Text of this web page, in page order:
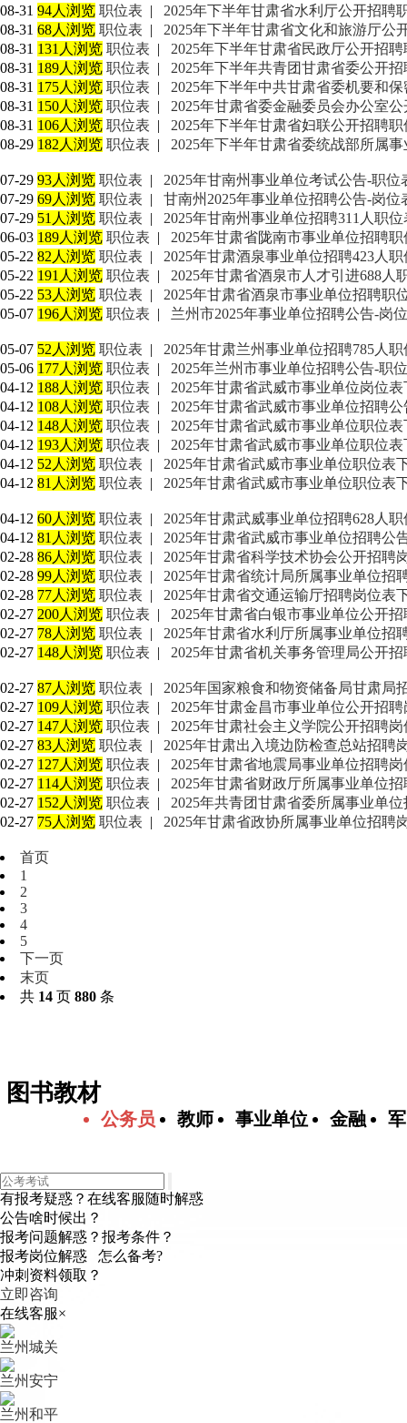
08-31 94人浏览 职位表 |
2025年下半年甘肃省水利厅公开招聘
08-31 68人浏览 职位表 |
2025年下半年甘肃省文化和旅游厅公
08-31 131人浏览 职位表 |
2025年下半年甘肃省民政厅公开招
08-31 189人浏览 职位表 |
2025年下半年共青团甘肃省委公开
08-31 175人浏览 职位表 |
2025年下半年中共甘肃省委机要和
08-31 150人浏览 职位表 |
2025年甘肃省委金融委员会办公室
08-31 106人浏览 职位表 |
2025年下半年甘肃省妇联公开招聘
08-29 182人浏览 职位表 | 2025年下半年甘肃省委统战部所属
07-29 93人浏览 职位表 |
2025年甘南州事业单位考试公告-职位
07-29 69人浏览 职位表 |
甘南州2025年事业单位招聘公告-岗位
07-29 51人浏览 职位表 |
2025年甘南州事业单位招聘311人职
06-03 189人浏览 职位表 |
2025年甘肃省陇南市事业单位招聘
05-22 82人浏览 职位表 |
2025年甘肃酒泉事业单位招聘423人
05-22 191人浏览 职位表 |
2025年甘肃省酒泉市人才引进688人
05-22 53人浏览 职位表 |
2025年甘肃省酒泉市事业单位招聘职
05-07 196人浏览 职位表 | 兰州市2025年事业单位招聘公告-岗
05-07 52人浏览 职位表 |
2025年甘肃兰州事业单位招聘785人
05-06 177人浏览 职位表 |
2025年兰州市事业单位招聘公告-职
04-12 188人浏览 职位表 |
2025年甘肃省武威市事业单位岗位
04-12 108人浏览 职位表 |
2025年甘肃省武威市事业单位招聘
04-12 148人浏览 职位表 |
2025年甘肃省武威市事业单位职位
04-12 193人浏览 职位表 |
2025年甘肃省武威市事业单位职位
04-12 52人浏览 职位表 |
2025年甘肃省武威市事业单位职位表
04-12 81人浏览 职位表 | 2025年甘肃省武威市事业单位职位表
04-12 60人浏览 职位表 |
2025年甘肃武威事业单位招聘628人
04-12 81人浏览 职位表 |
2025年甘肃省武威市事业单位招聘公
02-28 86人浏览 职位表 |
2025年甘肃省科学技术协会公开招聘
02-28 99人浏览 职位表 |
2025年甘肃省统计局所属事业单位招
02-28 77人浏览 职位表 |
2025年甘肃省交通运输厅招聘岗位表
02-27 200人浏览 职位表 |
2025年甘肃省白银市事业单位公开
02-27 78人浏览 职位表 |
2025年甘肃省水利厅所属事业单位招
02-27 148人浏览 职位表 | 2025年甘肃省机关事务管理局公开
02-27 87人浏览 职位表 |
2025年国家粮食和物资储备局甘肃局
02-27 109人浏览 职位表 |
2025年甘肃金昌市事业单位公开招
02-27 147人浏览 职位表 |
2025年甘肃社会主义学院公开招聘
02-27 83人浏览 职位表 |
2025年甘肃出入境边防检查总站招聘
02-27 127人浏览 职位表 |
2025年甘肃省地震局事业单位招聘
02-27 114人浏览 职位表 |
2025年甘肃省财政厅所属事业单位
02-27 152人浏览 职位表 |
2025年共青团甘肃省委所属事业单
02-27 75人浏览 职位表 | 2025年甘肃省政协所属事业单位招聘
首页
1
2
3
4
5
下一页
末页
共 14 页 880 条
图书教材
公务员 教师 事业单位 金融
有报考疑惑？在线客服随时解惑
公告啥时候出？
报考问题解惑？报考条件？
报考岗位解惑 怎么备考?
冲刺资料领取？
立即咨询
在线客服×
兰州城关
兰州安宁
兰州和平